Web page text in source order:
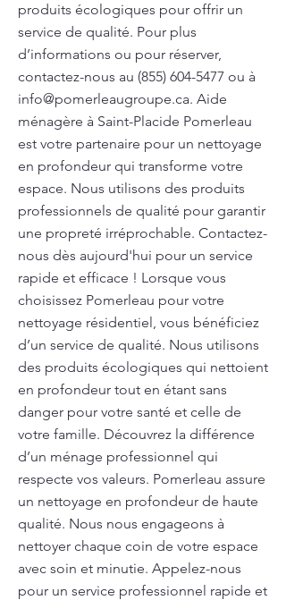
produits écologiques pour offrir un
service de qualité. Pour plus
d’informations ou pour réserver,
contactez-nous au (855) 604-5477 ou à
info@pomerleaugroupe.ca. Aide
ménagère à Saint-Placide Pomerleau
est votre partenaire pour un nettoyage
en profondeur qui transforme votre
espace. Nous utilisons des produits
professionnels de qualité pour garantir
une propreté irréprochable. Contactez-
nous dès aujourd'hui pour un service
rapide et efficace ! Lorsque vous
choisissez Pomerleau pour votre
nettoyage résidentiel, vous bénéficiez
d’un service de qualité. Nous utilisons
des produits écologiques qui nettoient
en profondeur tout en étant sans
danger pour votre santé et celle de
votre famille. Découvrez la différence
d’un ménage professionnel qui
respecte vos valeurs. Pomerleau assure
un nettoyage en profondeur de haute
qualité. Nous nous engageons à
nettoyer chaque coin de votre espace
avec soin et minutie. Appelez-nous
pour un service professionnel rapide et